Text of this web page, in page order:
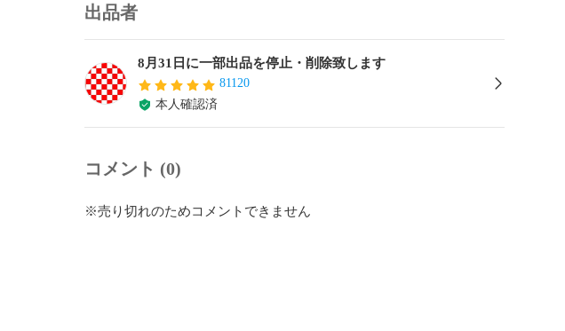
出品者
8月31日に一部出品を停止・削除致します
81120
本人確認済
コメント (0)
※売り切れのためコメントできません